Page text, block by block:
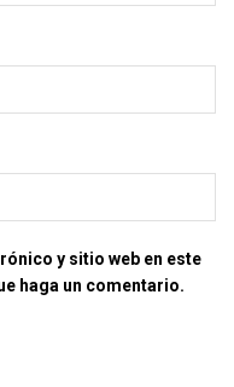
y sitio web en este
haga un comentario.